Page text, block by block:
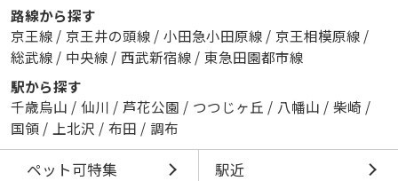
路線から探す
京王線 / 京王井の頭線 / 小田急小田原線 / 京王相模原線 /
総武線 / 中央線 / 西武新宿線 / 東急田園都市線
駅から探す
千歳烏山 / 仙川 / 芦花公園 / つつじヶ丘 / 八幡山 / 柴崎 /
国領 / 上北沢 / 布田 / 調布
ペット可特集
駅近